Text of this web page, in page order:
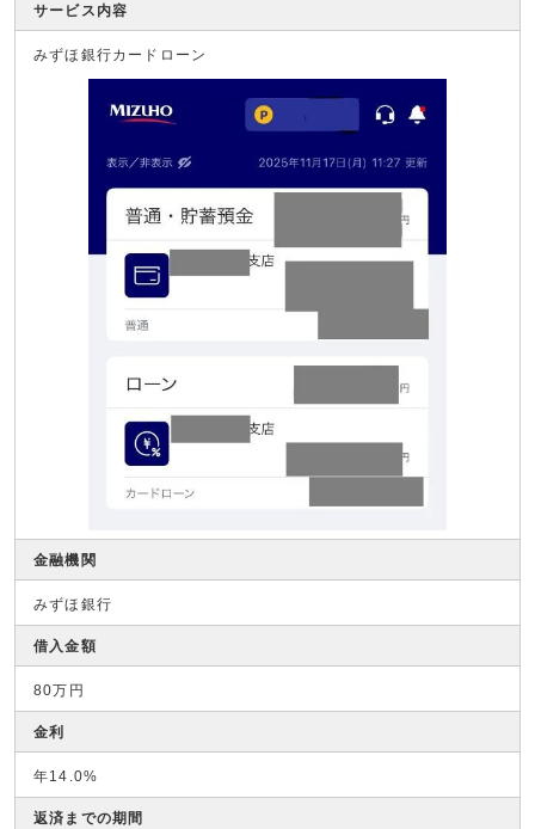
サービス内容
みずほ銀行カードローン
金融機関
みずほ銀行
借入金額
80万円
金利
年14.0%
返済までの期間